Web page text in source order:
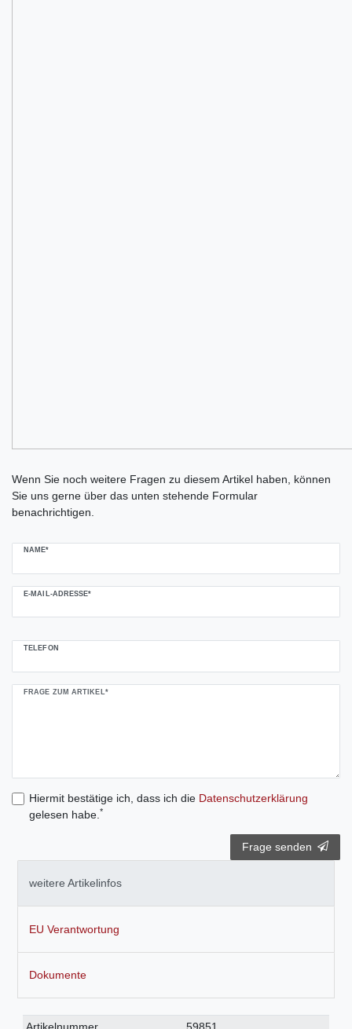
Wenn Sie noch weitere Fragen zu diesem Artikel haben, können
Sie uns gerne über das unten stehende Formular
benachrichtigen.
NAME*
E-MAIL-ADRESSE*
TELEFON
FRAGE ZUM ARTIKEL*
Hiermit bestätige ich, dass ich die Daten­schutz­erklärung
gelesen habe. *
Frage senden
weitere Artikelinfos
EU Verantwortung
Dokumente
Technisches
Wert